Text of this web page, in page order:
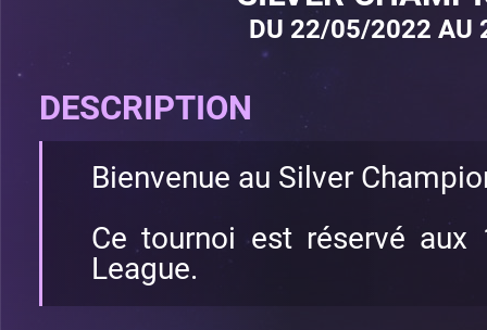
DU 22/05/2022 AU
DESCRIPTION
Bienvenue au Silver
Ce tournoi est réservé
League.